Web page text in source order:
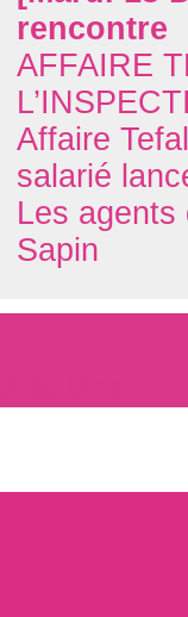
rencontre
AFFAIRE
Affaire
salarié
Les agents
Sapin